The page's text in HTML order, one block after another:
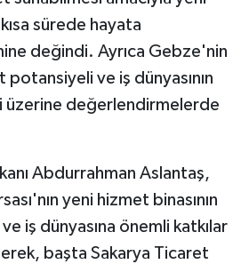
sürede hayata
değindi. Ayrıca Gebze'nin
ve iş dünyasının
üzerine değerlendirmelerde
Abdurrahman Aslantaş,
yeni hizmet binasının
iş dünyasına önemli katkılar
başta Sakarya Ticaret